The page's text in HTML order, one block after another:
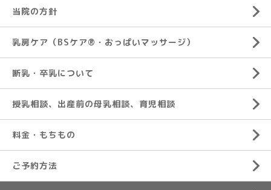
当院の方針
乳房ケア（BSケア®︎・おっぱいマッサージ）
断乳・卒乳について
授乳相談、出産前の母乳相談、育児相談
料金・もちもの
ご予約方法